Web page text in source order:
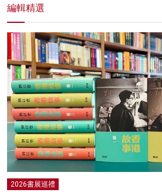
編輯精選
2026書展巡禮